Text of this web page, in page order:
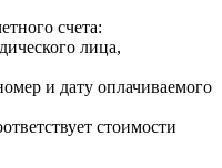
счета:
лица,
и дату оплачиваемого
стоимости